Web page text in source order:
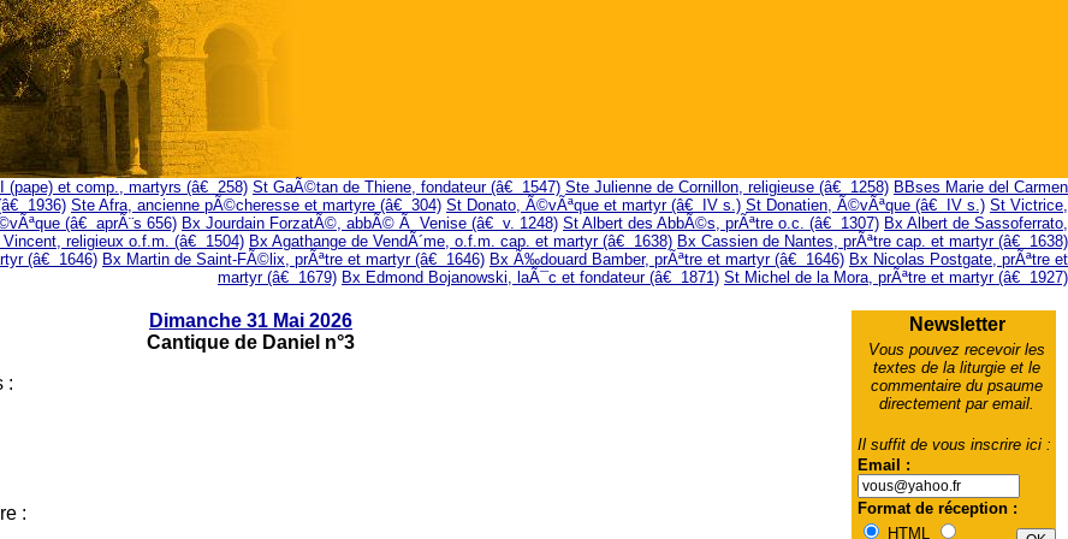
(pape) et comp., martyrs (â€ 258) St GaÃ©tan de Thiene, fondateur (â€ 1547) Ste Julienne de Cornillon, religieuse (â€ 1258) BBses Marie del Carmen
1936) Ste Afra, ancienne pÃ©cheresse et martyre (â€ 304) St Donato, Ã©vÃªque et martyr (â€ IV s.) St Donatien, Ã©vÃªque (â€ IV s.) St Victrice,
(â€ aprÃ¨s 656) Bx Jourdain ForzatÃ©, abbÃ© Ã Venise (â€ v. 1248) St Albert des AbbÃ©s, prÃªtre o.c. (â€ 1307) Bx Albert de Sassoferrato,
Vincent, religieux o.f.m. (â€ 1504) Bx Agathange de VendÃ´me, o.f.m. cap. et martyr (â€ 1638) Bx Cassien de Nantes, prÃªtre cap. et martyr (â€ 1638)
(â€ 1646) Bx Martin de Saint-FÃ©lix, prÃªtre et martyr (â€ 1646) Bx Ã‰douard Bamber, prÃªtre et martyr (â€ 1646) Bx Nicolas Postgate, prÃªtre et
martyr (â€ 1679) Bx Edmond Bojanowski, laÃ¯c et fondateur (â€ 1871) St Michel de la Mora, prÃªtre et martyr (â€ 1927)
Newsletter
Vous pouvez recevoir les
textes de la liturgie et le
commentaire du psaume
directement par email.
Il suffit de vous inscrire ici :
Email :
Format de réception :
HTML
Dimanche 31 Mai 2026
Cantique de Daniel n°3
:
: